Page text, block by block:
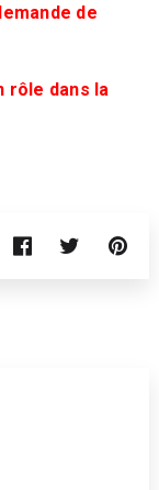
de
rôle dans la